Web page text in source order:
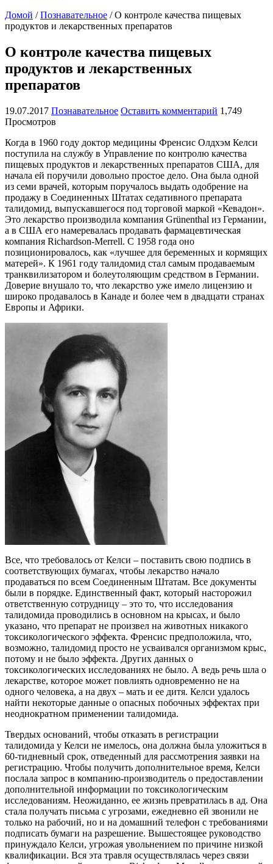
Домой / Познавательное / О контроле качества пищевых
продуктов и лекарственных препаратов
О контроле качества пищевых
продуктов и лекарственных
препаратов
19.07.2017 Познавательное Оставить комментарий 1,749
Просмотров
Когда в 1960 году доктор медицины Френсис Олдхэм Келси
поступила на службу в Управление по контролю качества
пищевых продуктов и лекарственных препаратов США, для
начала ей поручили довольно простое дело. Она была одной
из семи врачей, которым поручалось выдать одобрение на
продажу в Соединенных Штатах седативного препарата
талидомид, выпускавшегося под торговой маркой «Кевадон».
Это лекарство производила компания Grünenthal из Германии,
а в США его намеревалась продавать фармацевтическая
компания Richardson-Merrell. С 1958 года оно
позиционировалось, как «лучшее для беременных и кормящих
матерей». К 1961 году талидомид стал самым продаваемым
транквилизатором и болеутоляющим средством в Германии.
Доверие внушало то, что лекарство уже имело лицензию и
широко продавалось в Канаде и более чем в двадцати странах
Европы и Африки.
Все, что требовалось от Келси – поставить свою подпись в
соответствующих бумагах, чтобы лекарство начало
продаваться по всем Соединенным Штатам. Все документы
были в порядке. Единственный факт, который насторожил
ответственную сотрудницу – это то, что исследования
талидомида проводились в основном на крысах, и было
указано, что препарат не произвел на животных никакого
токсикологического эффекта. Френсис предположила, что,
возможно, талидомид просто не усваивался организмом крыс,
потому и не было эффекта. Других данных о
токсикологических исследованиях не было. А ведь речь шла о
лекарстве, которое может повлиять одновременно не на
одного человека, а на двух – мать и ее дитя. Келси удалось
найти некоторые данные о опасных побочных эффектах при
неоднократном применении талидомида.
Твердых оснований, чтобы отказать в регистрации
талидомида у Келси не имелось, она должна была уложиться в
60-тидневный срок, отведенный для рассмотрения заявки на
регистрацию. Чтобы получить дополнительное время, Келси
послала запрос в компанию-производитель о предоставлении
дополнительной информации по токсикологическим
исследованиям. Неожиданно, ее жизнь превратилась в ад. Она
стала получать письма с угрозами, ежедневно ей звонили не
только на рабочий, но и на домашний телефон с требованиями
подписать бумаги на разрешение. Вышестоящее руководство
принуждало Келси, угрожая увольнением по причине низкой
квалификации. Вся эта травля осуществлялась через связи